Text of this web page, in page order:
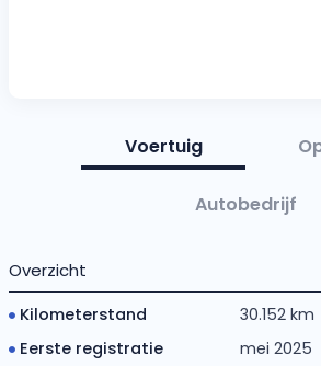
Voertuig
Autobedrijf
Overzicht
Kilometerstand
30.152 km
Eerste registratie
mei 2025